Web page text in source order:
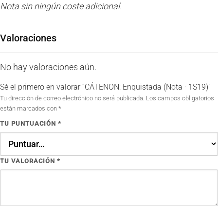
Nota sin ningún coste adicional.
Valoraciones
No hay valoraciones aún.
Sé el primero en valorar “CÁTENON: Enquistada (Nota · 1S19)”
Tu dirección de correo electrónico no será publicada. Los campos obligatorios
están marcados con *
TU PUNTUACIÓN *
TU VALORACIÓN *